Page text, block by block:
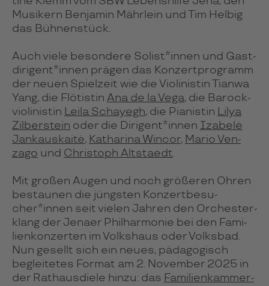
Musi­kern Ben­ja­min Mähr­lein und Tim Helbig
das Büh­nen­stück.
Auch viele beson­dere Solist*in­nen und Gast­
di­ri­gent*in­nen prä­gen das Kon­zert­pro­gramm
der neuen Spiel­zeit wie die Vio­li­nis­tin Tianwa
Yang, die Flö­tis­tin Ana de la Vega, die Barock­
vio­li­nis­tin Leila Schay­egh, die Pia­nis­tin Lilya
Zilber­stein oder die Diri­gent*in­nen Iza­belė
Jan­kaus­kaitė, Katha­rina Win­cor, Mario Ven­
zago und Chris­toph Alt­staedt.
Mit gro­ßen Augen und noch grö­ße­ren Ohren
bestau­nen die jüngs­ten Kon­zert­be­su­
cher*in­nen seit vie­len Jah­ren den Or­ches­ter­
klang der Jenaer Phil­har­mo­nie bei den Fami­
lien­kon­zer­ten im Volks­haus oder Volks­bad.
Nun gesellt sich ein neues, päda­go­gisch
beglei­te­tes For­mat am 2. No­vem­ber 2025 in
der Rat­haus­diele hinzu: das Fami­lien­kam­mer­